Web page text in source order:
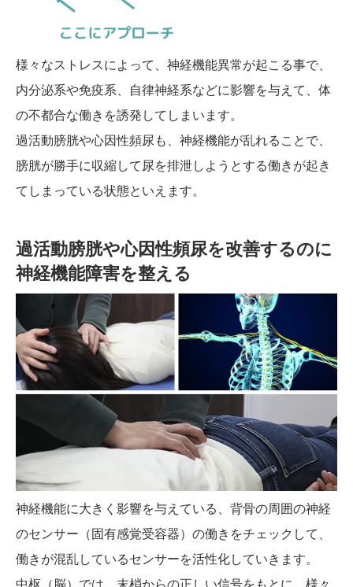
様々なストレスによって、神経機能異常が起こる事で、
内分泌系や免疫系、自律神経系などに影響を与えて、体
の不都合な働きを誘発してしまいます。
過活動膀胱や心因性頻尿も、神経機能が乱れることで、
膀胱が勝手に収縮して尿を排泄しようとする働きが起き
てしまっている状態といえます。
過活動膀胱や心因性頻尿を改善するのに
神経機能障害を整える
神経機能に大きく影響を与えている、背骨の周囲の神経
のセンサー（固有感覚受容器）の働きをチェックして、
働きが混乱しているセンサーを活性化していきます。
中枢（脳）では、末梢からの正しい信号をもとに、様々